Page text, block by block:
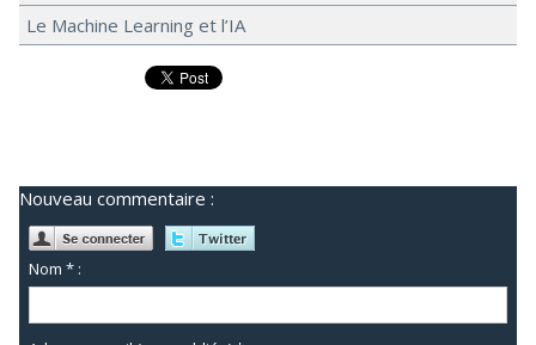
Le Machine Learning et l’IA
Nouveau commentaire :
Nom * :